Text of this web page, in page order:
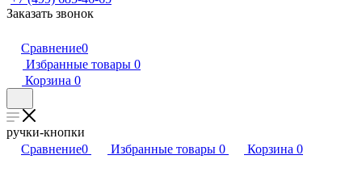
Заказать звонок
Сравнение0
Избранные товары 0
Корзина 0
ручки-кнопки
Сравнение0 Избранные товары 0 Корзина 0